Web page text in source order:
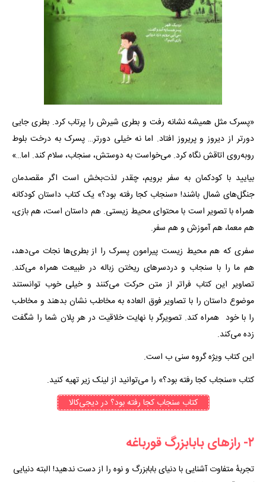
«پسرک مثل همیشه نشانه رفت و بطری شیرش را پرتاب کرد. بطری جایی
دورتر از دیروز و پریروز افتاد. اما نه خیلی دورتر… پسرک به درخت بلوط
روبه‌روی اتاقش نگاه کرد. می‌خواست به دوستش، سنجاب، سلام کند. اما…»
بیایید با کودکمان به سفر برویم، چقدر لذت‌بخش است اگر مقصدمان
جنگل‌های شمال باشند! «سنجاب کجا رفته بود؟» یک کتاب داستان کودکانه
همراه با تصویر است با محتوای محیط زیستی. هم داستان است، هم بازی،
هم معما، هم آموزش و هم سفر.
سفری که هم محیط زیست پیرامون پسرک را از بطری‌ها نجات می‌دهد،
هم ما را با سنجاب و دردسرهای‌ ریختن زباله در طبیعت همراه می‌کند.
تصاویر این کتاب فراتر از متن حرکت می‌کنند و خیلی خوب توانستند
موضوع داستان را با تصاویر فوق العاده به مخاطب نشان بدهند و مخاطب
را با خود همراه کند. تصویرگر با نهایت خلاقیت در هر پلان شما را شگفت
زده می‌کند.
این کتاب ویژه گروه سنی ب است.
کتاب «سنجاب کجا رفته بود؟» را می‌توانید از لینک زیر تهیه کنید.
کتاب سنجاب کجا رفته بود؟ در دیجی‌کالا
۲- رازهای بابابزرگ قورباغه
تجربهٔ متفاوت آشنایی با دنیای بابابزرگ و نوه را از دست ندهید! البته دنیایی